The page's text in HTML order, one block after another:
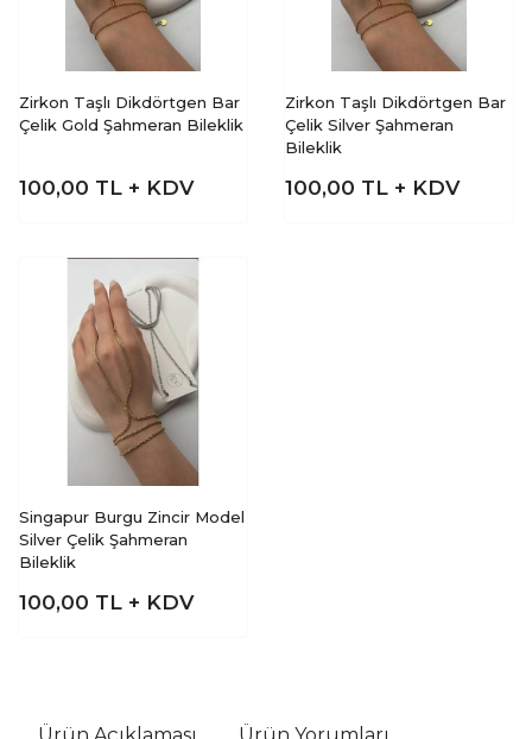
Zirkon Taşlı Dikdörtgen Bar
Çelik Gold Şahmeran Bileklik
100,00 TL + KDV
Zirkon Taşlı Dikdörtgen Bar
Çelik Silver Şahmeran
Bileklik
100,00 TL + KDV
Singapur Burgu Zincir Model
Silver Çelik Şahmeran
Bileklik
100,00 TL + KDV